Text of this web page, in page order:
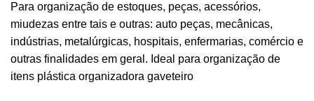
Para organização de estoques, peças, acessórios,
miudezas entre tais e outras: auto peças, mecânicas,
indústrias, metalúrgicas, hospitais, enfermarias, comércio e
outras finalidades em geral. Ideal para organização de
itens plástica organizadora gaveteiro